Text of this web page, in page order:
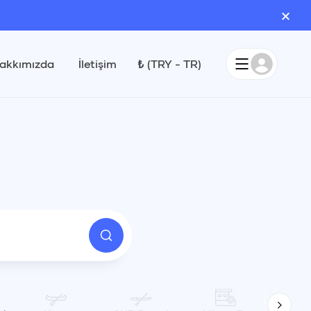
×
İletişim ₺ (TRY - TR)
Eylül 2026